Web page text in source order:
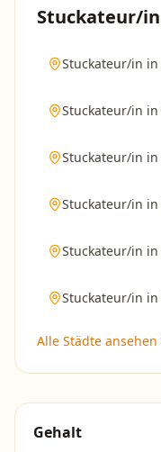
Stuckateur/in
Stuckateur/in in
Stuckateur/in in
Stuckateur/in in
Stuckateur/in in
Stuckateur/in in
Stuckateur/in in
Alle Städte ansehen
Gehalt